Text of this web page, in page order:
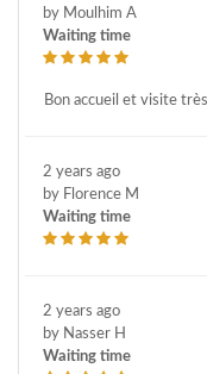
by Moulhim A
Waiting time
Bon accueil et visite
2 years ago
by Florence M
Waiting time
2 years ago
by Nasser H
Waiting time